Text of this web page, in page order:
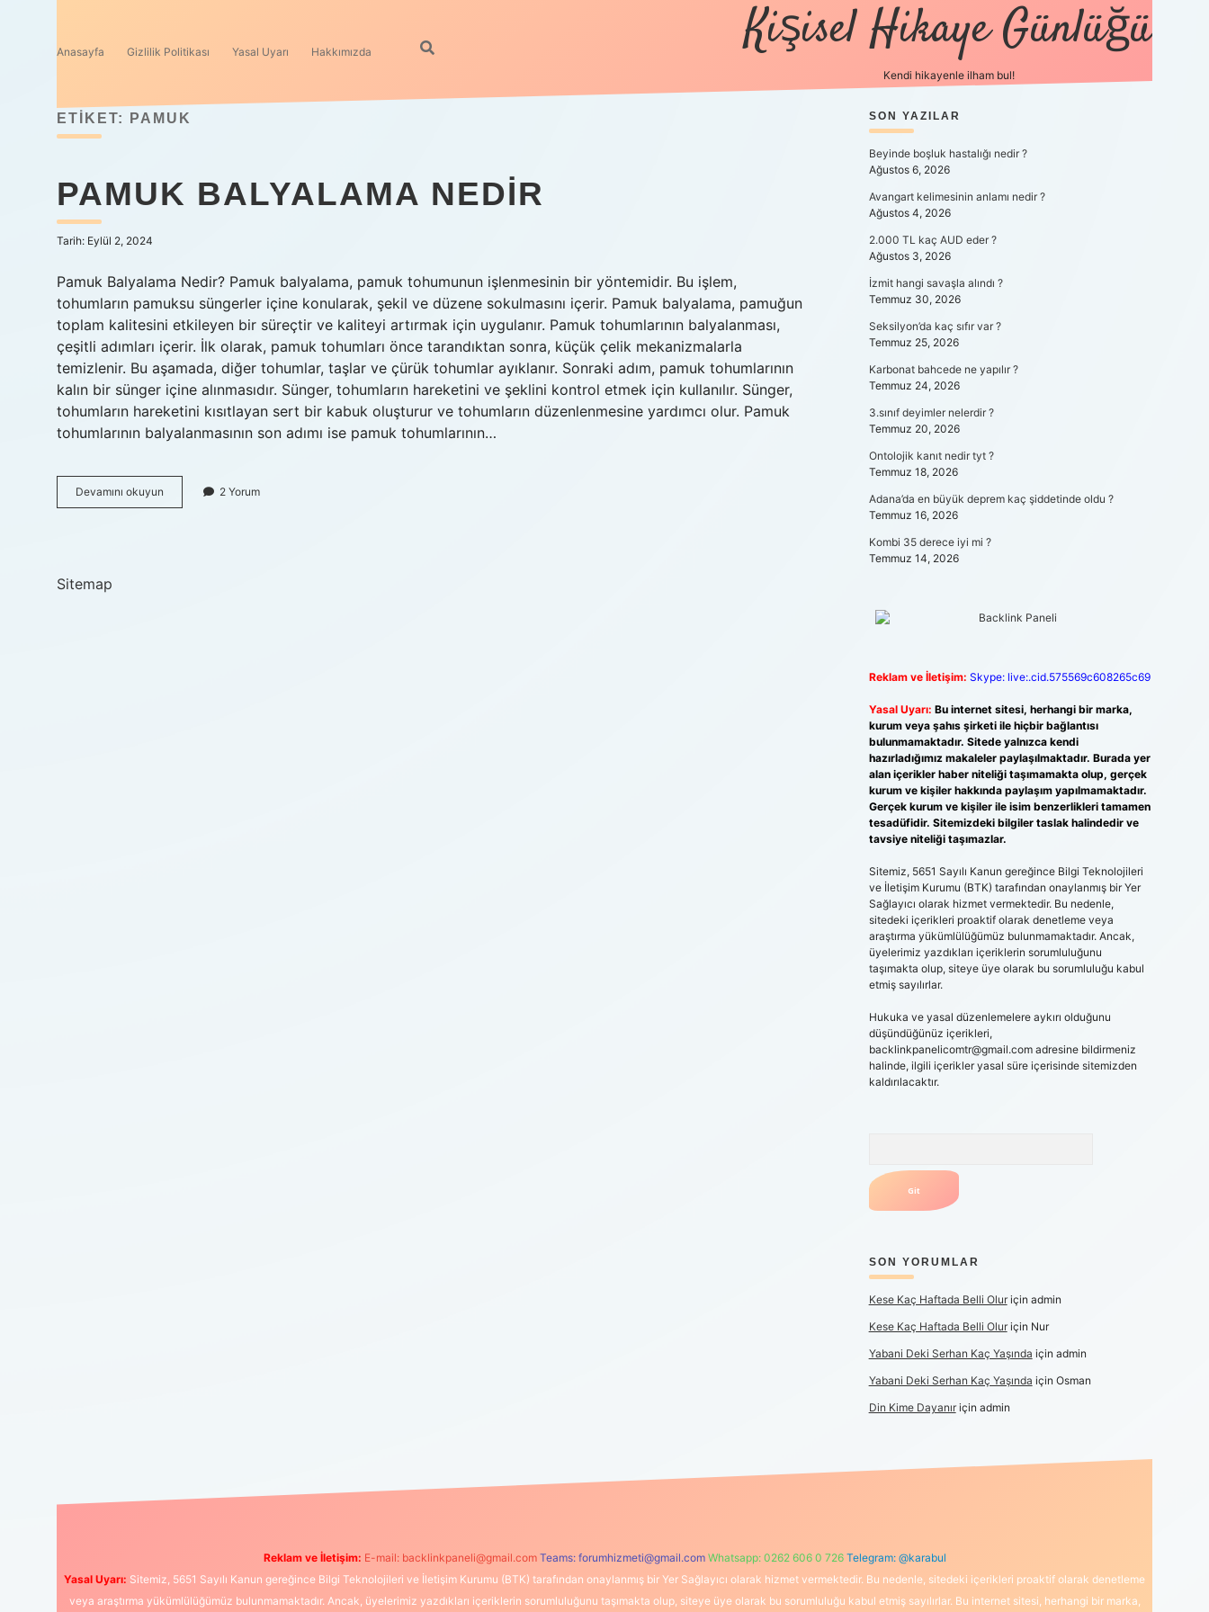
Anasayfa Gizlilik Politikası Yasal Uyarı Hakkımızda Kişisel Hikaye Günlüğü
Kendi hikayenle ilham bul!
ETIKET: PAMUK
PAMUK BALYALAMA NEDIR
Tarih: Eylül 2, 2024
Pamuk Balyalama Nedir? Pamuk balyalama, pamuk tohumunun işlenmesinin bir yöntemidir. Bu işlem,
tohumların pamuksu süngerler içine konularak, şekil ve düzene sokulmasını içerir. Pamuk balyalama, pamuğun
toplam kalitesini etkileyen bir süreçtir ve kaliteyi artırmak için uygulanır. Pamuk tohumlarının balyalanması,
çeşitli adımları içerir. İlk olarak, pamuk tohumları önce tarandıktan sonra, küçük çelik mekanizmalarla
temizlenir. Bu aşamada, diğer tohumlar, taşlar ve çürük tohumlar ayıklanır. Sonraki adım, pamuk tohumlarının
kalın bir sünger içine alınmasıdır. Sünger, tohumların hareketini ve şeklini kontrol etmek için kullanılır. Sünger,
tohumların hareketini kısıtlayan sert bir kabuk oluşturur ve tohumların düzenlenmesine yardımcı olur. Pamuk
tohumlarının balyalanmasının son adımı ise pamuk tohumlarının…
Devamını okuyun
balyalama
2 Yorum
Sitemap
SIDEBAR
SON YAZILAR
Beyinde boşluk hastalığı nedir ?
Ağustos 6, 2026
Avangart kelimesinin anlamı nedir ?
Ağustos 4, 2026
2.000 TL kaç AUD eder ?
Ağustos 3, 2026
İzmit hangi savaşla alındı ?
Temmuz 30, 2026
Seksilyon’da kaç sıfır var ?
Temmuz 25, 2026
Karbonat bahcede ne yapılır ?
Temmuz 24, 2026
3.sınıf deyimler nelerdir ?
Temmuz 20, 2026
Ontolojik kanıt nedir tyt ?
Temmuz 18, 2026
Adana’da en büyük deprem kaç şiddetinde oldu ?
Temmuz 16, 2026
Kombi 35 derece iyi mi ?
Temmuz 14, 2026
Reklam ve İletişim: Skype: live:.cid.575569c608265c69
Yasal Uyarı: Bu internet sitesi, herhangi bir marka,
kurum veya şahıs şirketi ile hiçbir bağlantısı
bulunmamaktadır. Sitede yalnızca kendi
hazırladığımız makaleler paylaşılmaktadır. Burada yer
alan içerikler haber niteliği taşımamakta olup, gerçek
kurum ve kişiler hakkında paylaşım yapılmamaktadır.
Gerçek kurum ve kişiler ile isim benzerlikleri tamamen
tesadüfidir. Sitemizdeki bilgiler taslak halindedir ve
tavsiye niteliği taşımazlar.
Sitemiz, 5651 Sayılı Kanun gereğince Bilgi Teknolojileri
ve İletişim Kurumu (BTK) tarafından onaylanmış bir Yer
Sağlayıcı olarak hizmet vermektedir. Bu nedenle,
sitedeki içerikleri proaktif olarak denetleme veya
araştırma yükümlülüğümüz bulunmamaktadır. Ancak,
üyelerimiz yazdıkları içeriklerin sorumluluğunu
taşımakta olup, siteye üye olarak bu sorumluluğu kabul
etmiş sayılırlar.
Hukuka ve yasal düzenlemelere aykırı olduğunu
düşündüğünüz içerikleri,
backlinkpanelicomtr@gmail.comadresine bildirmeniz
halinde, ilgili içerikler yasal süre içerisinde sitemizden
kaldırılacaktır.
SON YORUMLAR
Kese Kaç Haftada Belli Oluriçin admin
Kese Kaç Haftada Belli Oluriçin Nur
Yabani Deki Serhan Kaç Yaşında için admin
Yabani Deki Serhan Kaç Yaşında için Osman
Din Kime Dayanıriçin admin
Reklam ve İletişim: E-mail: backlinkpaneli@gmail.com Teams: forumhizmeti@gmail.com Whatsapp: 0262 606 0 726 Telegram: @karabul
Yasal Uyarı: Sitemiz, 5651 Sayılı Kanun gereğince Bilgi Teknolojileri ve İletişim Kurumu (BTK) tarafından onaylanmış bir Yer Sağlayıcı olarak hizmet vermektedir. Bu nedenle, sitedeki içerikleri proaktif olarak denetleme
veya araştırma yükümlülüğümüz bulunmamaktadır. Ancak, üyelerimiz yazdıkları içeriklerin sorumluluğunu taşımakta olup, siteye üye olarak bu sorumluluğu kabul etmiş sayılırlar. Bu internet sitesi, herhangi bir marka,